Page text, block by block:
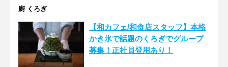
廚 くろぎ
【和カフェ/和食店スタッフ】本格
かき氷で話題のくろぎでグループ
募集！正社員登用あり！